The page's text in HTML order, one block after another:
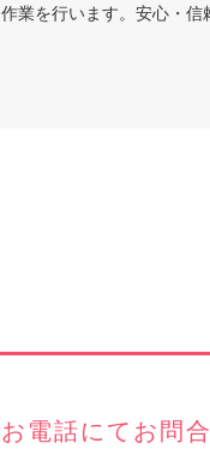
作業を行います。安心・信
お電話にてお問